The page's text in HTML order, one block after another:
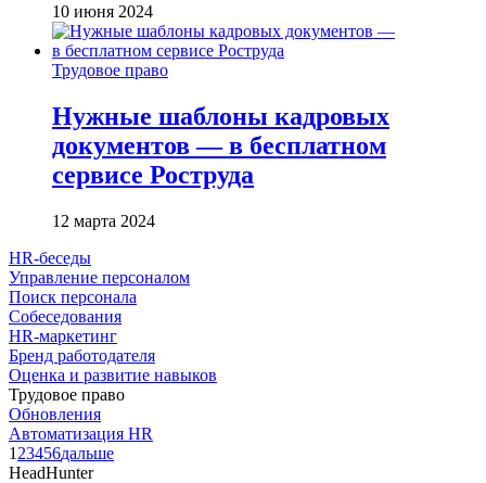
10 июня 2024
Трудовое право
Нужные шаблоны кадровых
документов — в бесплатном
сервисе Роструда
12 марта 2024
HR-беседы
Управление персоналом
Поиск персонала
Собеседования
HR-маркетинг
Бренд работодателя
Оценка и развитие навыков
Трудовое право
Обновления
Автоматизация HR
1 23456дальше
HeadHunter